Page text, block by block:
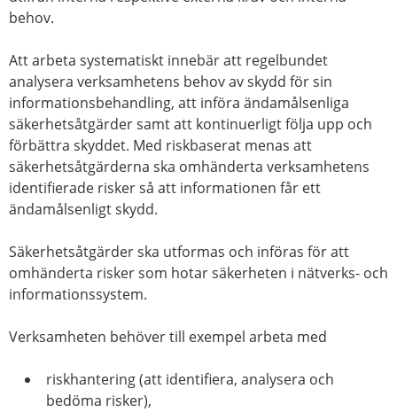
behov.
Att arbeta systematiskt innebär att regelbundet
analysera verksamhetens behov av skydd för sin
informationsbehandling, att införa ändamålsenliga
säkerhetsåtgärder samt att kontinuerligt följa upp och
förbättra skyddet. Med riskbaserat menas att
säkerhetsåtgärderna ska omhänderta verksamhetens
identifierade risker så att informationen får ett
ändamålsenligt skydd.
Säkerhetsåtgärder ska utformas och införas för att
omhänderta risker som hotar säkerheten i nätverks- och
informationssystem.
Verksamheten behöver till exempel arbeta med
riskhantering (att identifiera, analysera och
bedöma risker),